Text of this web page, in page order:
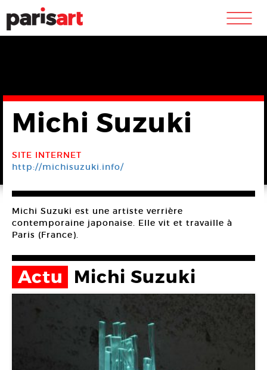
m
Michi Suzuki
SITE INTERNET
http://michisuzuki.info/
Michi Suzuki est une artiste verrière
contemporaine japonaise. Elle vit et travaille à
Paris (France).
Actu Michi Suzuki